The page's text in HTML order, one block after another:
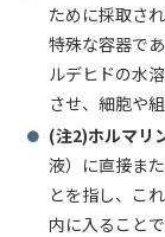
ために採取さ
特殊な容器で
ルデヒドの水
させ、細胞や
(注2)ホルマリ
液）に直接ま
とを指し、こ
内に入ること